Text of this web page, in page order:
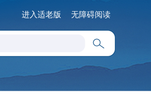
进入适老版 无障碍阅读